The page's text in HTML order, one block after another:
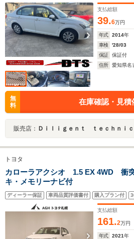
ルーズ・コントロー
ル シートヒーター
TV
ラ/
ィオ
支払総額
39.6万円
年式 2014年
車検
'28/03
保証
保証付
住所
愛知県名
無
料
在庫確認・見積
販売店： Ｄｉｌｉｇｅｎｔ ｔｅｃｈｎｉ
トヨタ
カローラアクシオ 1.5 EX 4WD 衝
キ・メモリーナビ付
ディーラー保証 車両品質評価書付 購入プラン付
支払総額
161.2万円
年式 2021年